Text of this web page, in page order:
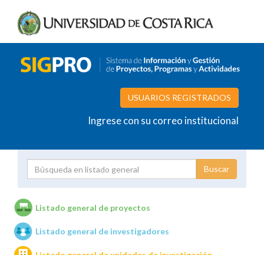
USUARIOS REGISTRADOS
Ingrese con su correo institucional
Unidades de investigación
Listado general de proyectos
Listado general de investigadores